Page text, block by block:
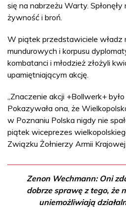
się na nabrzeżu Warty. Spłonęły
żywność i broń.
W piątek przedstawiciele władz
mundurowych i korpusu
kombatanci i młodzież złożyli
upamiętniającym akcję.
„Znaczenie akcji +Bollwerk+
Pokazywała ona, że
w Poznaniu Polska nigdy nie
piątek wiceprezes
Związku Żołnierzy Armii
Zenon Wechmann: Oni
dobrze sprawę z tego, że
uniemożliwiają